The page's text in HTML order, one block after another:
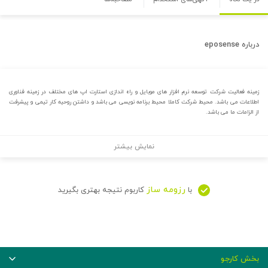
درباره eposense
زمینه فعالیت شرکت توسعه نرم افزار های موبایل و راه اندازی استارت اپ های مختلف در زمینه فناوری
اطلاعات می باشد. محیط شرکت کاملا محیط برنامه نویسی می باشد و داشتن روحیه کار تیمی و پیشرفت
از الزامات ما می باشد.
نمایش بیشتر
با رزومه ساز کاربوم نتیجه بهتری بگیرید
بخش کارجو